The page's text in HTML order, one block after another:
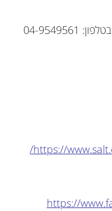
https://
https://